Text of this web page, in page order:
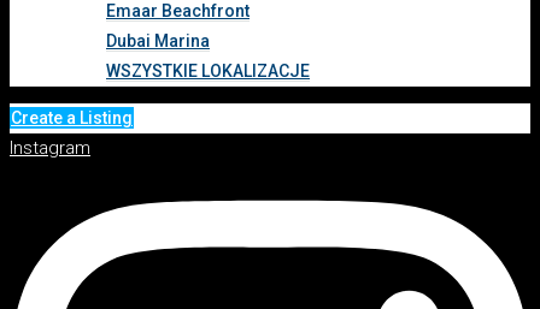
Emaar Beachfront
Dubai Marina
WSZYSTKIE LOKALIZACJE
Create a Listing
Instagram